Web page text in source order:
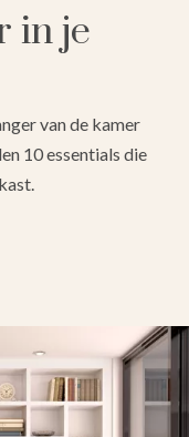
in je
van de kamer
10 essentials die